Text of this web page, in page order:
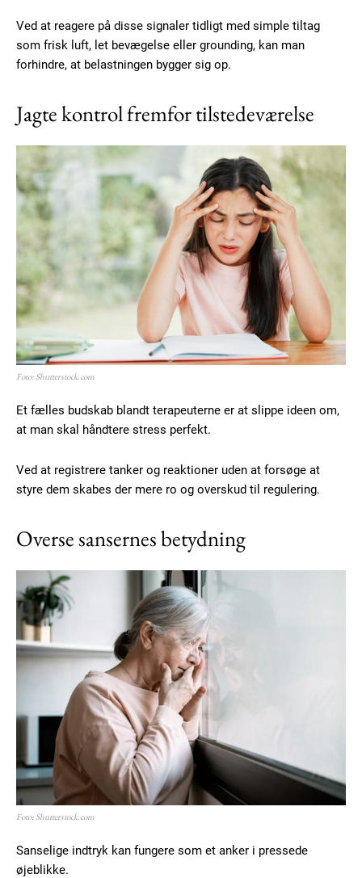
Ved at reagere på disse signaler tidligt med simple tiltag
som frisk luft, let bevægelse eller grounding, kan man
forhindre, at belastningen bygger sig op.
Jagte kontrol fremfor tilstedeværelse
Foto: Shutterstock.com
Et fælles budskab blandt terapeuterne er at slippe ideen om,
at man skal håndtere stress perfekt.
Ved at registrere tanker og reaktioner uden at forsøge at
styre dem skabes der mere ro og overskud til regulering.
Overse sansernes betydning
Foto: Shutterstock.com
Sanselige indtryk kan fungere som et anker i pressede
øjeblikke.